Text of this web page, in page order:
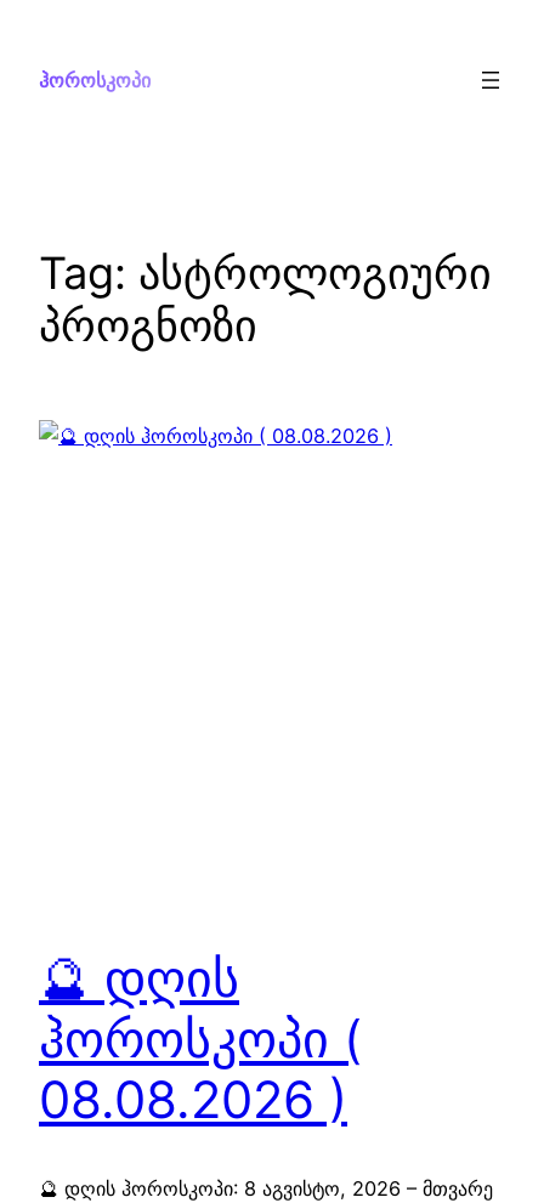
content
ჰოროსკოპი
Tag: ასტროლოგიური
პროგნოზი
🔮 დღის
ჰოროსკოპი (
08.08.2026 )
🔮 დღის ჰოროსკოპი: 8 აგვისტო, 2026 – მთვარე